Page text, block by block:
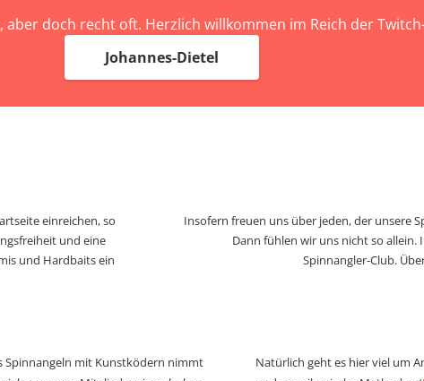
doch recht oft. Herzlich willkommen im Reich der
Johannes-Dietel
einreichen, so
und eine
und Hardbaits ein
Insofern freuen uns über jeden, der unsere
Dann fühlen wir uns nicht so
Spinnangler-Club.
Spinnangeln mit Kunstködern nimmt
Natürlich geht es hier viel um